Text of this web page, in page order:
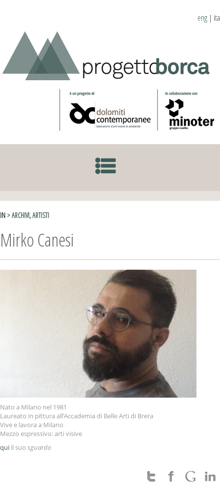
eng | ita
IN > ARCHIVI,ARTISTI
Mirko Canesi
Nato a Milano nel 1981
Laureato in pittura all’Accademia di Belle Arti di Brera
Vive e lavora a Milano
Mezzo espressivo: arti visive
qui il suo sguardo